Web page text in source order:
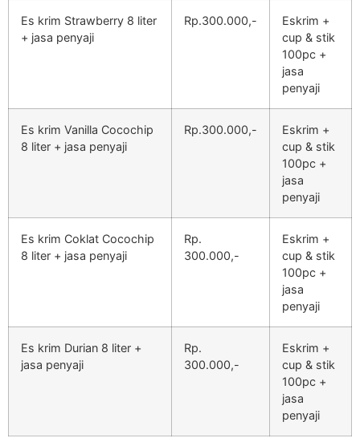
Es krim Strawberry 8 liter
+ jasa penyaji
Rp.300.000,-
Eskrim +
cup & stik
100pc +
jasa
penyaji
Es krim Vanilla Cocochip
8 liter + jasa penyaji
Rp.300.000,-
Eskrim +
cup & stik
100pc +
jasa
penyaji
Es krim Coklat Cocochip
8 liter + jasa penyaji
Rp.
300.000,-
Eskrim +
cup & stik
100pc +
jasa
penyaji
Es krim Durian 8 liter +
jasa penyaji
Rp.
300.000,-
Eskrim +
cup & stik
100pc +
jasa
penyaji